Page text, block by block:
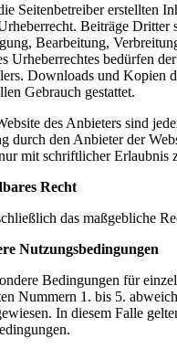
Seitenbetreiber erstellten
Beiträge Dritter
Bearbeitung,
Urheberrechtes bedürfen
Downloads und Kopien
Gebrauch gestattet.
des Anbieters sind
durch den Anbieter der
mit schriftlicher Erlaubnis
Recht
das maßgebliche
Nutzungsbedingungen
Bedingungen für
Nummern 1. bis 5.
In diesem Falle